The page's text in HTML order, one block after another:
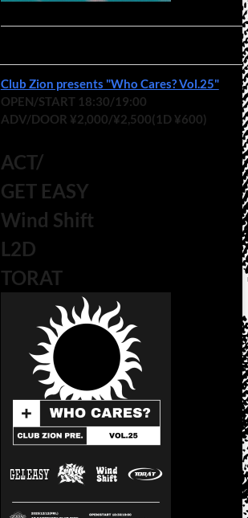
Club Zion presents "Who Cares? Vol.25"
OPEN/START 18:30/19:00
ADV/DOOR ¥2,000/¥2,500(1D ¥600)
ACT/
GET EASY
Wind Shift
L2D
TORAT